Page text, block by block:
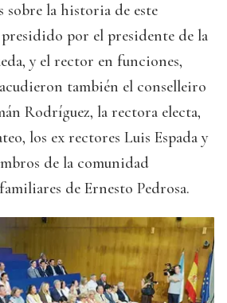
sobre la historia de este
por el presidente de la
y el rector en funciones,
también el conselleiro
Rodríguez, la rectora electa,
los ex rectores Luis Espada y
de la comunidad
de Ernesto Pedrosa.